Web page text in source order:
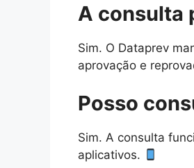
A consulta
Sim. O Dataprev
aprovação e
Posso
Sim. A consulta
aplicativos.